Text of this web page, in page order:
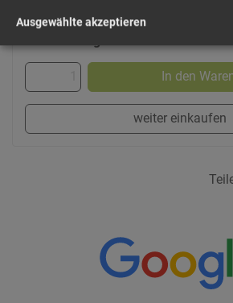
In den
weiter einkaufen
Ausgewählte akzeptieren